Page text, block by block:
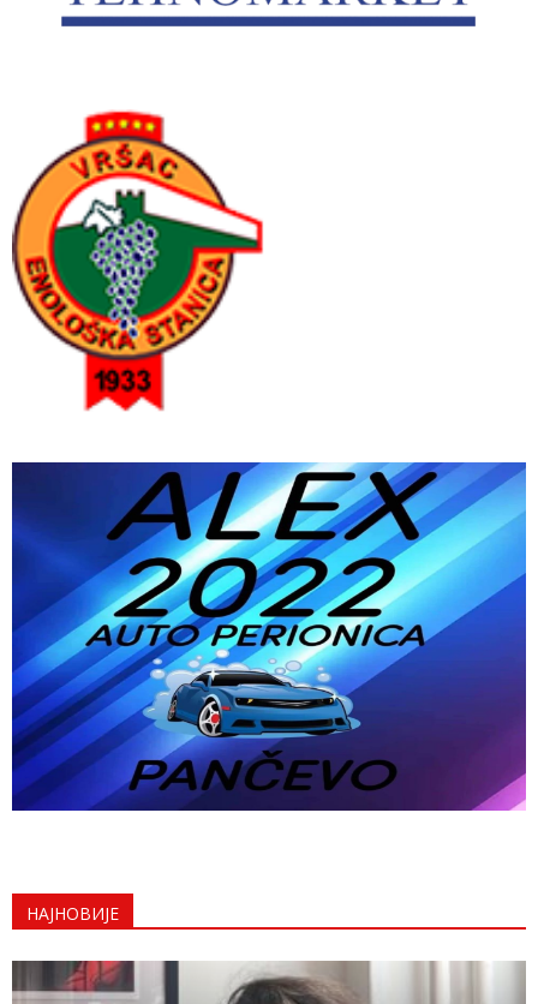
НАЈНОВИЈЕ